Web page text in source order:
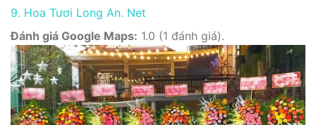
9. Hoa Tươi Long An. Net
Đánh giá Google Maps: 1.0 (1 đánh giá).